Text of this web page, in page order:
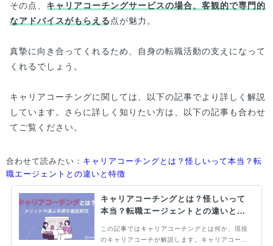
その点、 キャリアコーチングサービスの場合、客観的で専門的
なアドバイスがもらえる 点が魅力。
真摯に向き合ってくれるため、自身の転職活動の支えになって
くれるでしょう。
キャリアコーチングに関しては、以下の記事でより詳しく解説
しています。さらに詳しく知りたい方は、以下の記事も合わせ
てご覧ください。
合わせて読みたい： キャリアコーチングとは？怪しいって本当？転
職エージェントとの違いと特徴
キャリアコーチングとは？怪しいって
本当？転職エージェントとの違いと特
この記事ではキャリアコーチングとは何か、現役
のキャリアコーチが解説します。キャリアコーチ